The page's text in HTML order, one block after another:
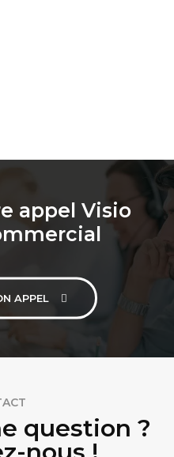
appel Visio
APPEL
question ?